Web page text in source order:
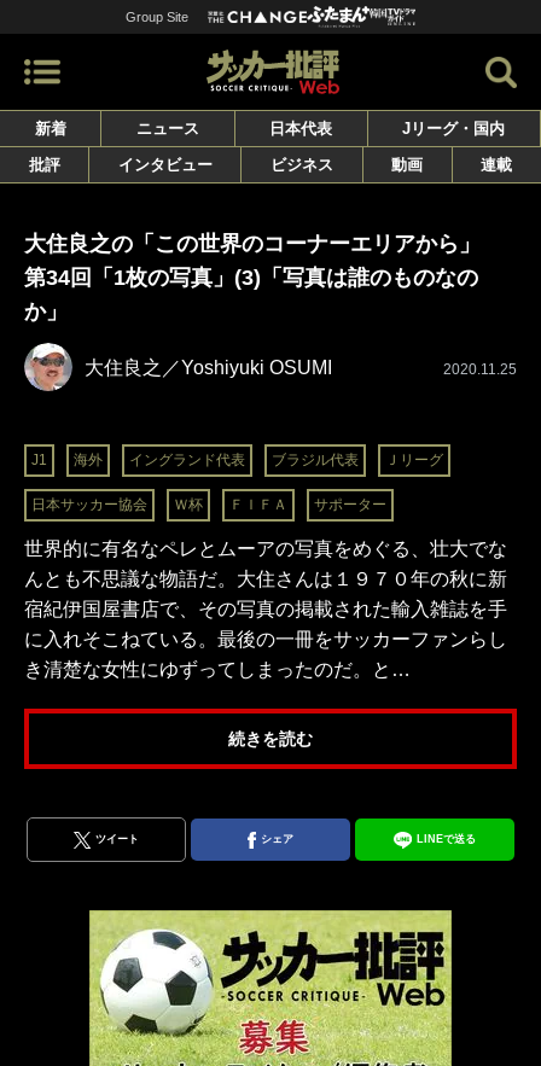
Group Site
新着 ニュース 日本代表
Jリーグ・国内
批評
インタビュー ビジネス 動画 連載
大住良之の「この世界のコーナーエリアから」
第34回「1枚の写真」(3)「写真は誰のものなの
か」
大住良之／Yoshiyuki OSUMI 2020.11.25
J1 海外 イングランド代表 ブラジル代表 Ｊリーグ
日本サッカー協会 Ｗ杯 ＦＩＦＡ サポーター
世界的に有名なペレとムーアの写真をめぐる、壮大でな
んとも不思議な物語だ。大住さんは１９７０年の秋に新
宿紀伊国屋書店で、その写真の掲載された輸入雑誌を手
に入れそこねている。最後の一冊をサッカーファンらし
き清楚な女性にゆずってしまったのだ。と…
続きを読む
ツイート シェア LINEで送る